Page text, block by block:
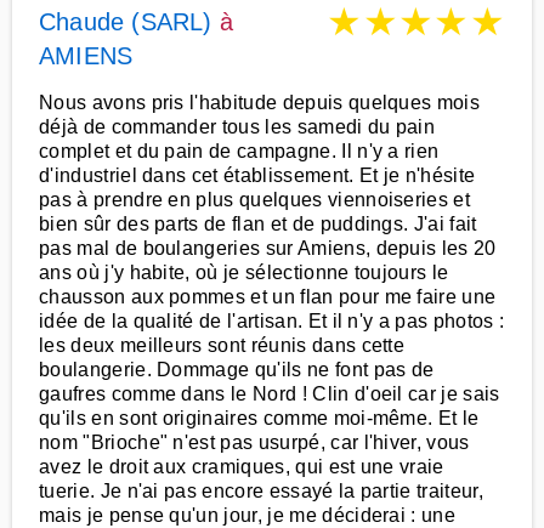
Chaude (SARL) à
AMIENS
★★★★★
Nous avons pris l'habitude depuis quelques mois
déjà de commander tous les samedi du pain
complet et du pain de campagne. Il n'y a rien
d'industriel dans cet établissement. Et je n'hésite
pas à prendre en plus quelques viennoiseries et
bien sûr des parts de flan et de puddings. J'ai fait
pas mal de boulangeries sur Amiens, depuis les 20
ans où j'y habite, où je sélectionne toujours le
chausson aux pommes et un flan pour me faire une
idée de la qualité de l'artisan. Et il n'y a pas photos :
les deux meilleurs sont réunis dans cette
boulangerie. Dommage qu'ils ne font pas de
gaufres comme dans le Nord ! Clin d'oeil car je sais
qu'ils en sont originaires comme moi-même. Et le
nom "Brioche" n'est pas usurpé, car l'hiver, vous
avez le droit aux cramiques, qui est une vraie
tuerie. Je n'ai pas encore essayé la partie traiteur,
mais je pense qu'un jour, je me déciderai : une